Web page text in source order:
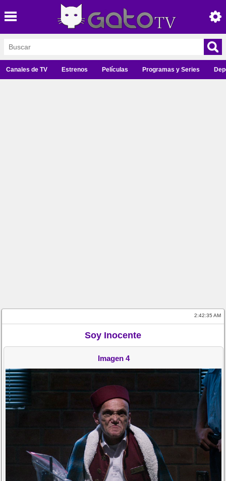
Canales de TV Estrenos Películas Programas y Series
2:42:35 AM
Soy Inocente
Imagen 4